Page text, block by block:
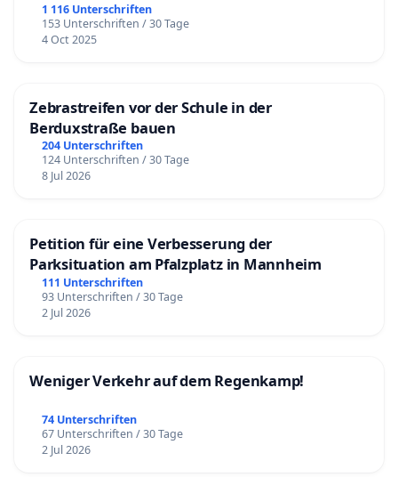
1 116 Unterschriften
153 Unterschriften / 30 Tage
4 Oct 2025
Zebrastreifen vor der Schule in der
Berduxstraße bauen
204 Unterschriften
124 Unterschriften / 30 Tage
8 Jul 2026
Petition für eine Verbesserung der
Parksituation am Pfalzplatz in Mannheim
111 Unterschriften
93 Unterschriften / 30 Tage
2 Jul 2026
Weniger Verkehr auf dem Regenkamp!
74 Unterschriften
67 Unterschriften / 30 Tage
2 Jul 2026